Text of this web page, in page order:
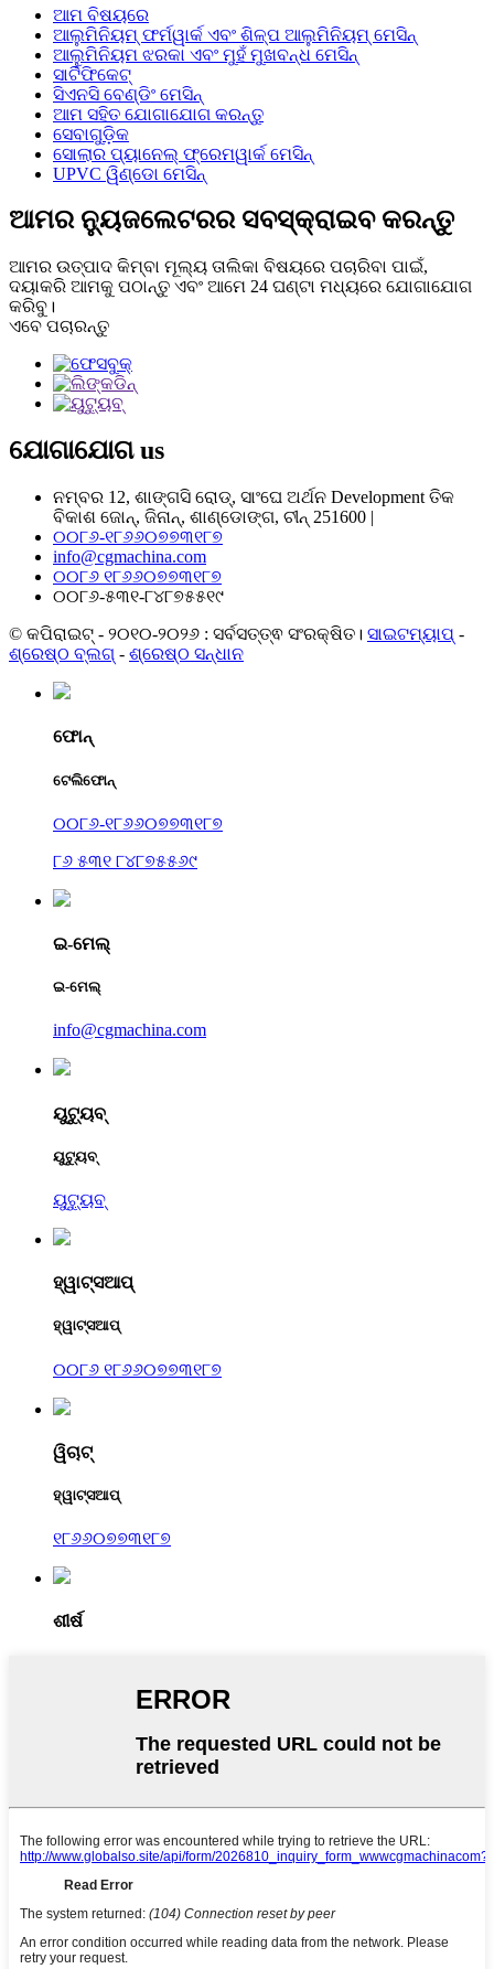
ଆମ ବିଷୟରେ
ଆଲୁମିନିୟମ୍ ଫର୍ମୱାର୍କ ଏବଂ ଶିଳ୍ପ ଆଲୁମିନିୟମ୍ ମେସିନ୍
ଆଲୁମିନିୟମ ଝରକା ଏବଂ ମୁହଁ ମୁଖବନ୍ଧ ମେସିନ୍
ସାର୍ଟିଫିକେଟ୍
ସିଏନସି ବେଣ୍ଡିଂ ମେସିନ୍
ଆମ ସହିତ ଯୋଗାଯୋଗ କରନ୍ତୁ
ସେବାଗୁଡ଼ିକ
ସୋଲାର ପ୍ୟାନେଲ୍ ଫ୍ରେମୱାର୍କ ମେସିନ୍
UPVC ୱିଣ୍ଡୋ ମେସିନ୍
ଆମର ନ୍ୟୁଜଲେଟରର ସବସ୍କ୍ରାଇବ କରନ୍ତୁ
ଆମର ଉତ୍ପାଦ କିମ୍ବା ମୂଲ୍ୟ ତାଲିକା ବିଷୟରେ ପଚାରିବା ପାଇଁ,
ଦୟାକରି ଆମକୁ ପଠାନ୍ତୁ ଏବଂ ଆମେ 24 ଘଣ୍ଟା ମଧ୍ୟରେ ଯୋଗାଯୋଗ
କରିବୁ।
ଏବେ ପଚାରନ୍ତୁ
ଯୋଗାଯୋଗus
ନମ୍ବର 12, ଶାଙ୍ଗସି ରୋଡ୍, ସାଂଘେ ଅର୍ଥନ Development ତିକ
ବିକାଶ ଜୋନ୍, ଜିନାନ୍, ଶାଣ୍ଡୋଙ୍ଗ, ଚୀନ୍ 251600 |
୦୦୮୬-୧୮୬୬୦୭୭୩୧୮୭
info@cgmachina.com
୦୦୮୬ ୧୮୬୬୦୭୭୩୧୮୭
୦୦୮୬-୫୩୧-୮୪୮୭୫୫୧୯
© କପିରାଇଟ୍ - ୨୦୧୦-୨୦୨୬ : ସର୍ବସତ୍ତ୍ଵ ସଂରକ୍ଷିତ। ସାଇଟମ୍ୟାପ୍ -
ଶ୍ରେଷ୍ଠ ବ୍ଲଗ୍ - ଶ୍ରେଷ୍ଠ ସନ୍ଧାନ
ଫୋନ୍
ଟେଲିଫୋନ୍
୦୦୮୬-୧୮୬୬୦୭୭୩୧୮୭
୮୬ ୫୩୧ ୮୪୮୭୫୫୬୯
ଇ-ମେଲ୍
ଇ-ମେଲ୍
info@cgmachina.com
ୟୁଟ୍ୟୁବ୍
ୟୁଟ୍ୟୁବ୍
ୟୁଟ୍ୟୁବ୍
ହ୍ୱାଟ୍ସଆପ୍
ହ୍ୱାଟ୍ସଆପ୍
୦୦୮୬ ୧୮୬୬୦୭୭୩୧୮୭
ୱିଚାଟ୍
ହ୍ୱାଟ୍ସଆପ୍
୧୮୬୬୦୭୭୩୧୮୭
ଶୀର୍ଷ